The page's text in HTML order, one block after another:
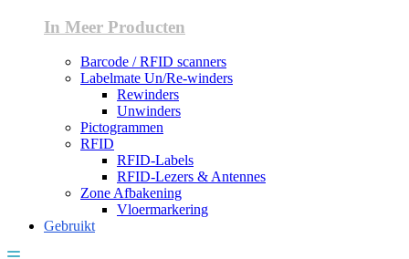
In Meer Producten
Barcode / RFID scanners
Labelmate Un/Re-winders
Rewinders
Unwinders
Pictogrammen
RFID
RFID-Labels
RFID-Lezers & Antennes
Zone Afbakening
Vloermarkering
Gebruikt